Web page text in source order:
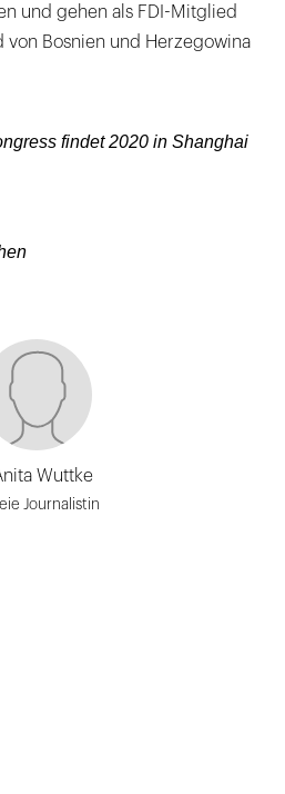
und gehen als FDI-Mitglied
von Bosnien und Herzegowina
findet 2020 in Shanghai
Wuttke
Journalistin